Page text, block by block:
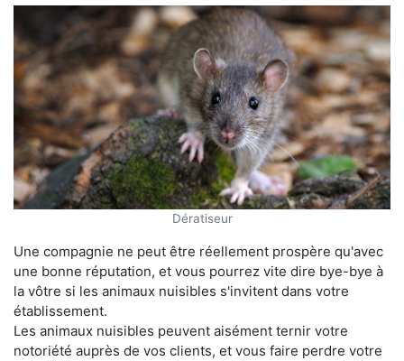
Dératiseur
Une compagnie ne peut être réellement prospère qu'avec
une bonne réputation, et vous pourrez vite dire bye-bye à
la vôtre si les animaux nuisibles s'invitent dans votre
établissement.
Les animaux nuisibles peuvent aisément ternir votre
notoriété auprès de vos clients, et vous faire perdre votre